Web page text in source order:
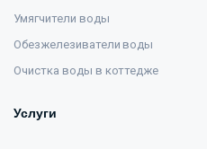
Умягчители воды
Обезжелезиватели воды
Очистка воды в коттедже
Услуги